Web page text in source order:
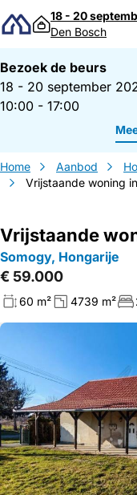
Direct naar
18 - 20
Den Bosch
Bezoek de beurs
18 - 20 september
10:00 - 17:00
Home Aanbod
Vrijstaande woning
Vrijstaande
Somogy, Hongarije
€ 59.000
60 m² 4739 m²